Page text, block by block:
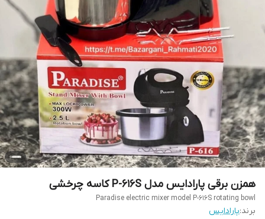
همزن برقی پارادایس مدل P-616S کاسه چرخشی
Paradise electric mixer model P-616S rotating bowl
برند:پارادایس